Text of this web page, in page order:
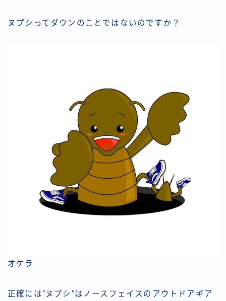
ヌプシってダウンのことではないのですか？
オケラ
正確には”ヌプシ”はノースフェイスのアウトドアギア